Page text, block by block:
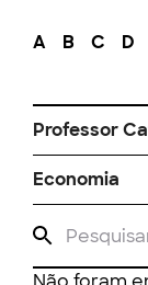
A B C D
Professor
Economia